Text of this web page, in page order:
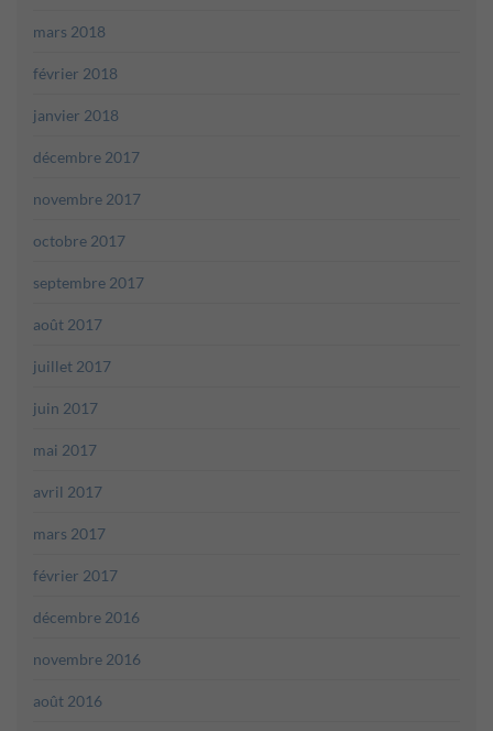
mars 2018
février 2018
janvier 2018
décembre 2017
novembre 2017
octobre 2017
septembre 2017
août 2017
juillet 2017
juin 2017
mai 2017
avril 2017
mars 2017
février 2017
décembre 2016
novembre 2016
août 2016